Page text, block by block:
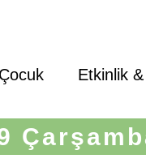
Etkinlik